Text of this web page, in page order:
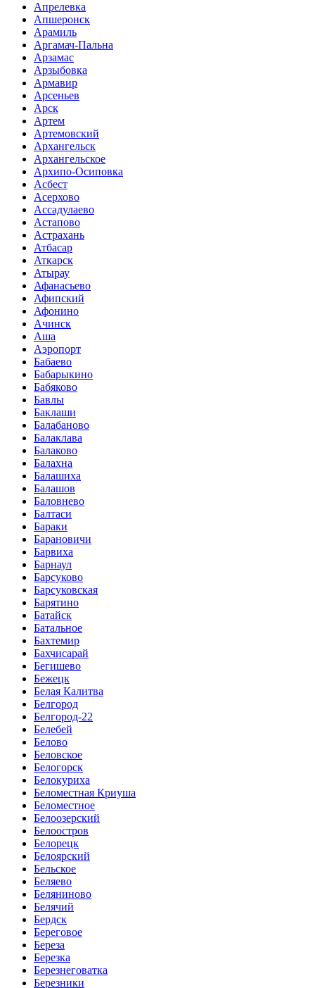
Апрелевка
Апшеронск
Арамиль
Аргамач-Пальна
Арзамас
Арзыбовка
Армавир
Арсеньев
Арск
Артем
Артемовский
Архангельск
Архангельское
Архипо-Осиповка
Асбест
Асерхово
Ассадулаево
Астапово
Астрахань
Атбасар
Аткарск
Атырау
Афанасьево
Афипский
Афонино
Ачинск
Аша
Аэропорт
Бабаево
Бабарыкино
Бабяково
Бавлы
Баклаши
Балабаново
Балаклава
Балаково
Балахна
Балашиха
Балашов
Баловнево
Балтаси
Бараки
Барановичи
Барвиха
Барнаул
Барсуково
Барсуковская
Барятино
Батайск
Батальное
Бахтемир
Бахчисарай
Бегишево
Бежецк
Белая Калитва
Белгород
Белгород-22
Белебей
Белово
Беловское
Белогорск
Белокуриха
Беломестная Криуша
Беломестное
Белоозерский
Белоостров
Белорецк
Белоярский
Бельское
Беляево
Беляниново
Белячий
Бердск
Береговое
Береза
Березка
Березнеговатка
Березники